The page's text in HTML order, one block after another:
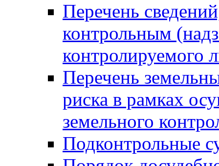
Перечень
контрольным
контролируемого
Перечень
риска в рамках
земельного
Подконтрольные